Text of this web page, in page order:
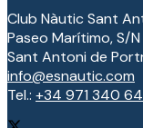
Club Nàutic Sant
Paseo Marítimo, S/
Sant Antoni de
info@esnautic.com
Tel.: +34 971 340